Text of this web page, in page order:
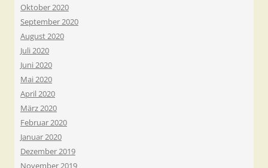
Oktober 2020
September 2020
August 2020
Juli 2020
Juni 2020
Mai 2020
April 2020
März 2020
Februar 2020
Januar 2020
Dezember 2019
November 2019